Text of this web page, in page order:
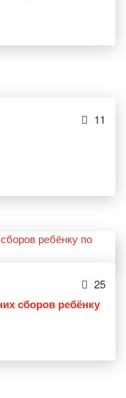
11
25
сборов ребёнку